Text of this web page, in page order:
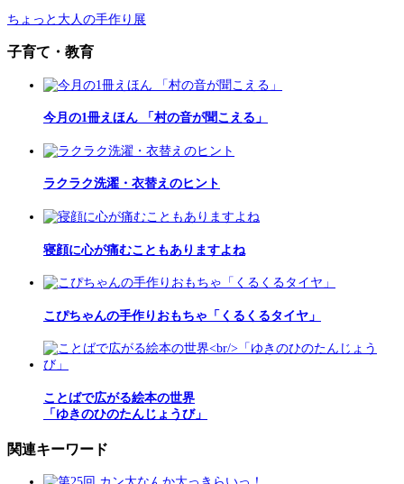
ちょっと大人の手作り展
子育て・教育
今月の1冊えほん 「村の音が聞こえる」
ラクラク洗濯・衣替えのヒント
寝顔に心が痛むこともありますよね
こぴちゃんの手作りおもちゃ「くるくるタイヤ」
ことばで広がる絵本の世界
「ゆきのひのたんじょうび」
関連キーワード